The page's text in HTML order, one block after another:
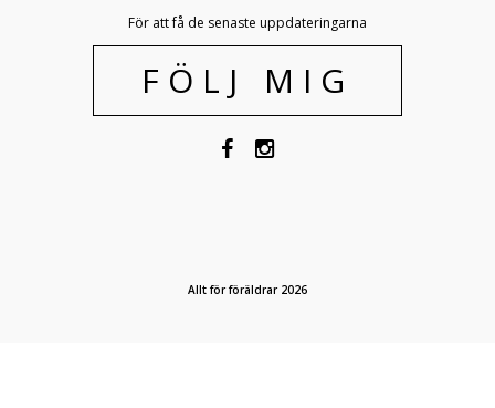
För att få de senaste uppdateringarna
FÖLJ MIG
Allt för föräldrar 2026